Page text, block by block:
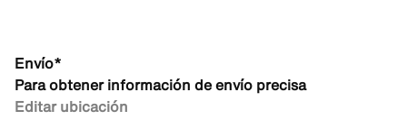
Envío*
Para obtener información de envío precisa
Editar ubicación